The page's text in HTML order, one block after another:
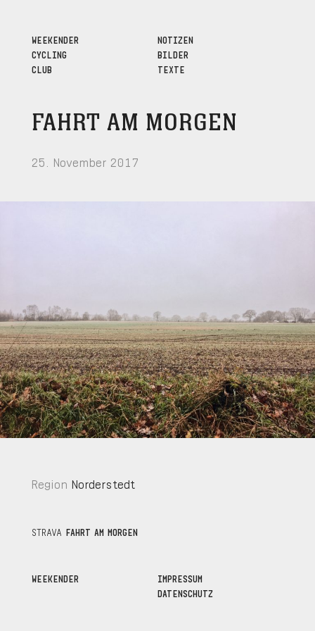
WEEKENDER
CYCLING
CLUB
NOTIZEN
BILDER
TEXTE
FAHRT AM MORGEN
25. November 2017
Region Norderstedt
STRAVA FAHRT AM MORGEN
WEEKENDER
IMPRESSUM
DATENSCHUTZ